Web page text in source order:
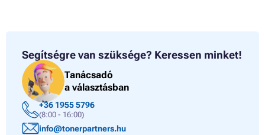
Segítségre van szüksége? Keressen minket!
Tanácsadó
a választásban
+36 1955 5796
(8:00 - 16:00)
info@tonerpartners.hu